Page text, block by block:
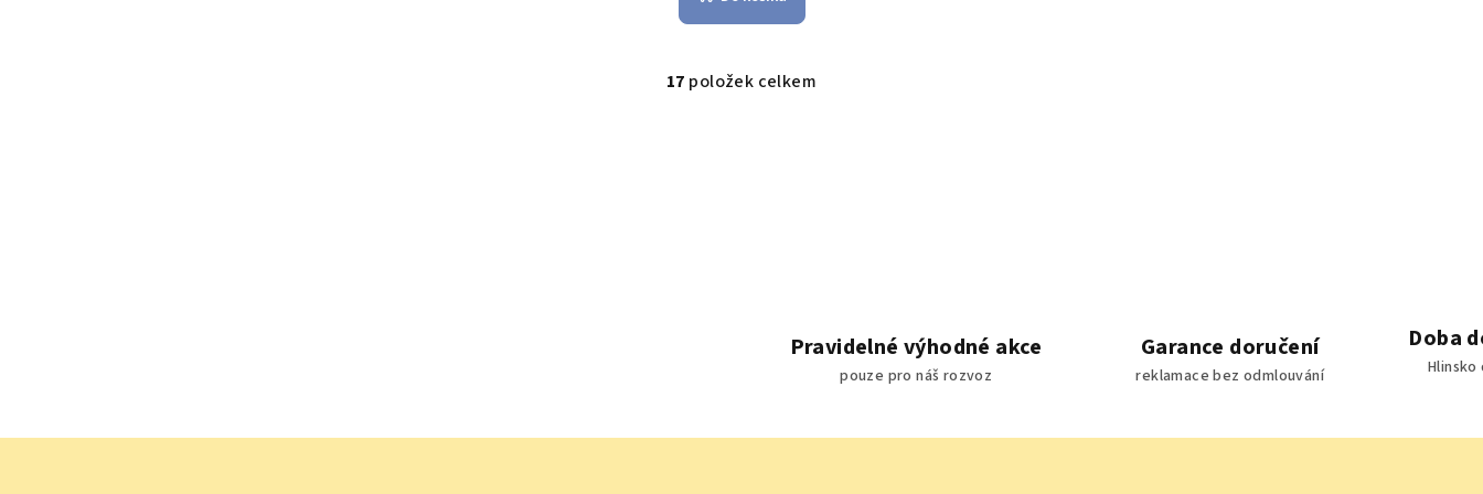
O
k
17 položek celkem
Pravidelné výhodné akce
pouze pro náš rozvoz
Garance doručení
reklamace bez odmlouvání
Doba
Hlinsko